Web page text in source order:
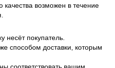
качества возможен в течение
несёт покупатель.
способом доставки, которым